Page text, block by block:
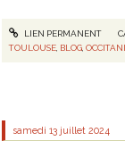
LIEN PERMANENT
TOULOUSE BLOG ,
samedi 13 juillet 2024